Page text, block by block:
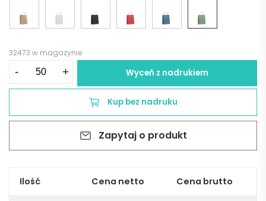
32473 w magazynie
-
PAPER
S
zielona
+ Wyceń z nadrukiem
Kup bez nadruku
Zapytaj o produkt
Ilość Cena netto Cena brutto